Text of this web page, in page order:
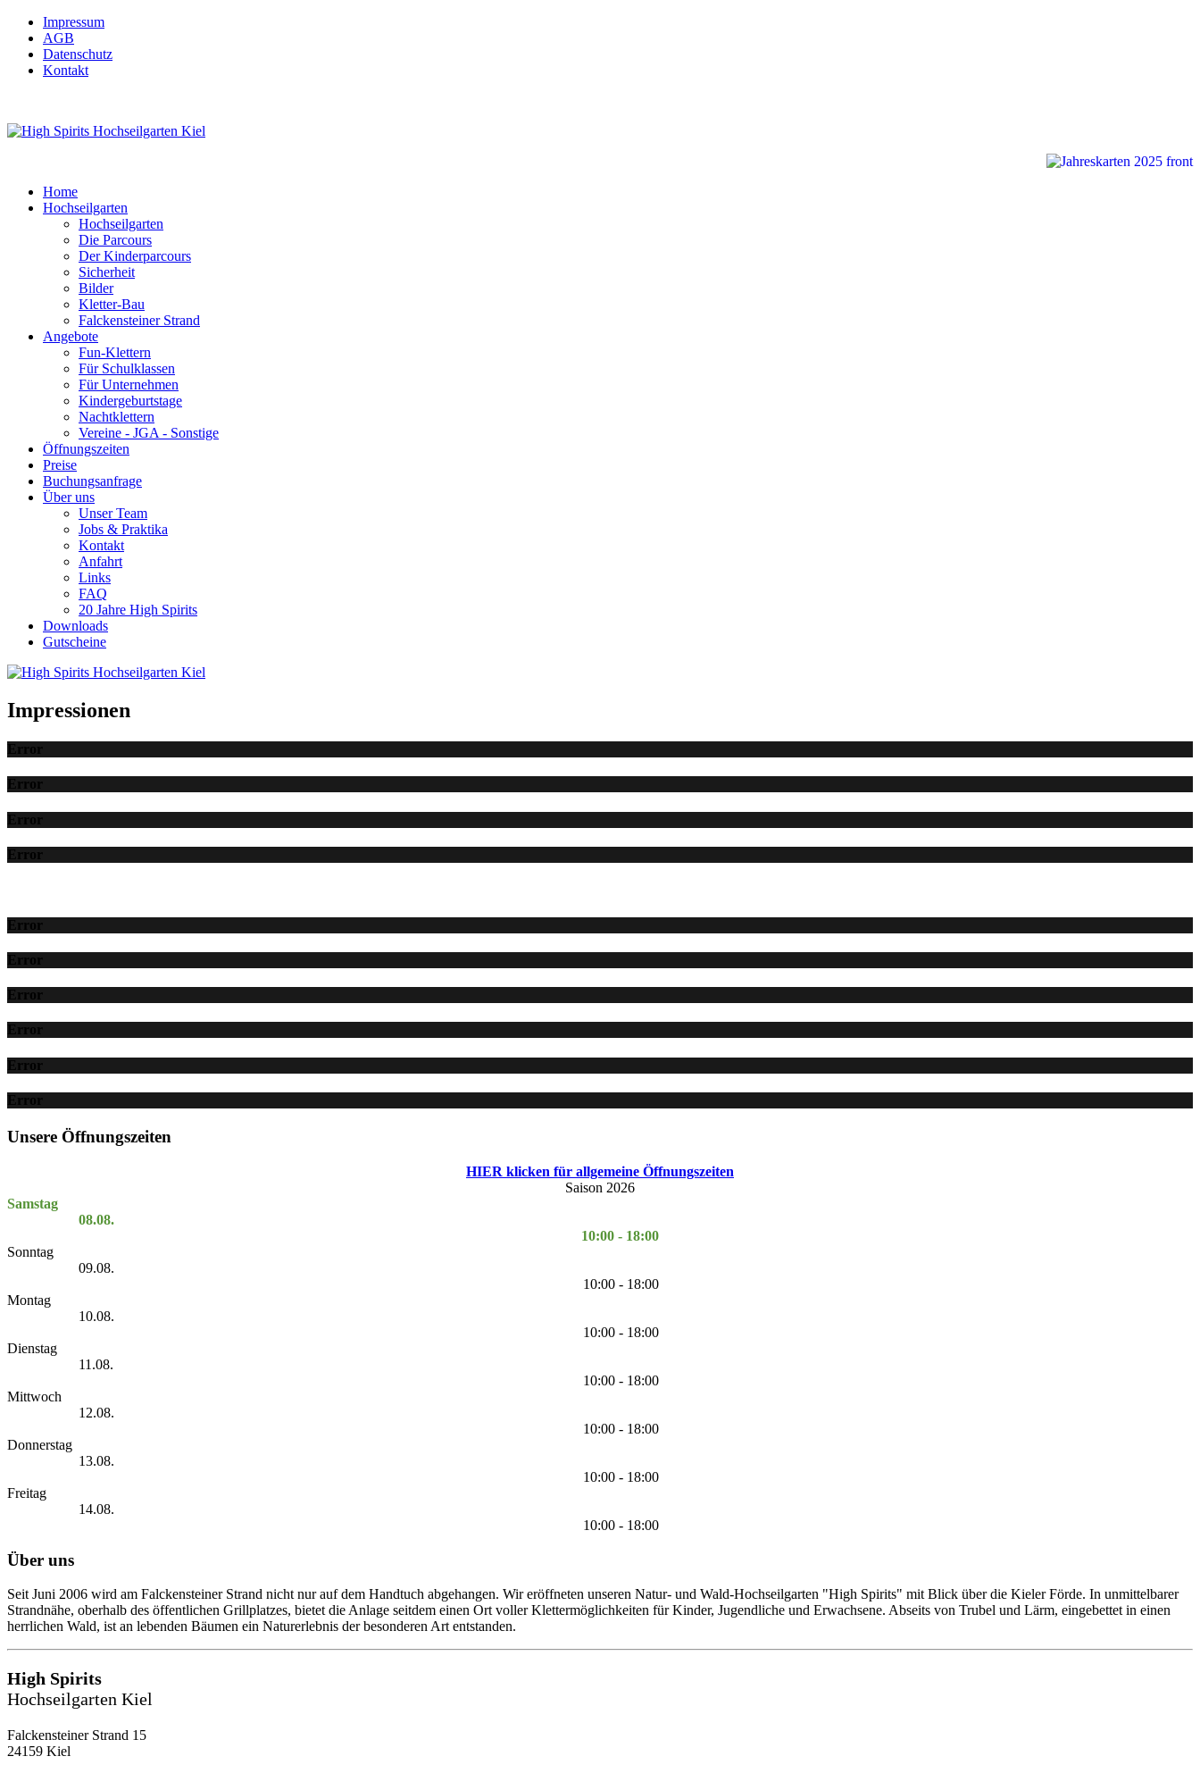
Impressum
AGB
Datenschutz
Kontakt
Home
Hochseilgarten
Hochseilgarten
Die Parcours
Der Kinderparcours
Sicherheit
Bilder
Kletter-Bau
Falckensteiner Strand
Angebote
Fun-Klettern
Für Schulklassen
Für Unternehmen
Kindergeburtstage
Nachtklettern
Vereine - JGA - Sonstige
Öffnungszeiten
Preise
Buchungsanfrage
Über uns
Unser Team
Jobs & Praktika
Kontakt
Anfahrt
Links
FAQ
20 Jahre High Spirits
Downloads
Gutscheine
Impressionen
Error
Error
Error
Error
Error
Error
Error
Error
Error
Error
Unsere Öffnungszeiten
HIER klicken für allgemeine Öffnungszeiten
Saison 2026
Samstag
08.08.
10:00 - 18:00
Sonntag
09.08.
10:00 - 18:00
Montag
10.08.
10:00 - 18:00
Dienstag
11.08.
10:00 - 18:00
Mittwoch
12.08.
10:00 - 18:00
Donnerstag
13.08.
10:00 - 18:00
Freitag
14.08.
10:00 - 18:00
Über uns
Seit Juni 2006 wird am Falckensteiner Strand nicht nur auf dem Handtuch abgehangen. Wir eröffneten unseren Natur- und Wald-Hochseilgarten "High Spirits" mit Blick über die Kieler Förde. In unmittelbarer
Strandnähe, oberhalb des öffentlichen Grillplatzes, bietet die Anlage seitdem einen Ort voller Klettermöglichkeiten für Kinder, Jugendliche und Erwachsene. Abseits von Trubel und Lärm, eingebettet in einen
herrlichen Wald, ist an lebenden Bäumen ein Naturerlebnis der besonderen Art entstanden.
High Spirits
Hochseilgarten Kiel
Falckensteiner Strand 15
24159 Kiel